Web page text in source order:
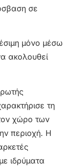
σε
μόνο μέσω
ακολουθεί
τη
χώρο των
περιοχή. Η
ιδρύματα